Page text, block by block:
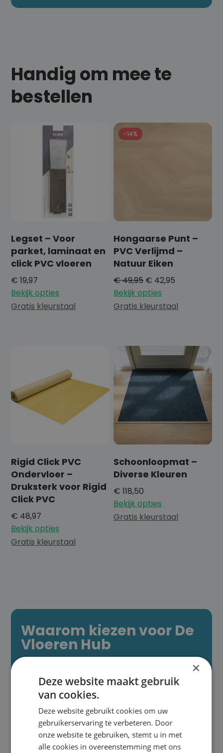
Handig om mee te
bestellen
Legset – Voor
parket, laminaat en
click PVC vloeren
€ 19,97
Bekijk opties
Gratis kleurstaal
-14%
Hongaarse Punt –
PVC Verlijmd –
Natuur Eiken
€49,95 € 42,95
Bekijk opties
Gratis kleurstaal
Rigid Click PVC
Ondervloer –
Druksterk voor Rigid
Click PVC
€ 48,97
Bekijk opties
Gratis kleurstaal
Schoonloopmat –
Diverse Kleuren
€ 118,50
Bekijk opties
Gratis kleurstaal
Waarom kiezen voor De
Vloeren Hub
×
Deze website maakt gebruik
van cookies.
Deze website gebruikt cookies om uw
gebruikerservaring te verbeteren. Door
onze website te gebruiken, stemt u in met
alle cookies in overeenstemming met ons